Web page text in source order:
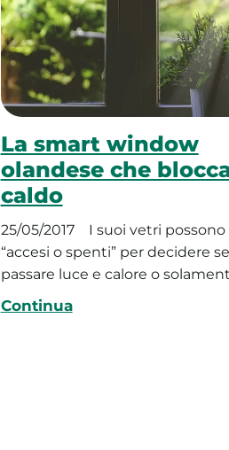
La smart window
olandese che
caldo
25/05/2017
I suoi vetri possono
“accesi o spenti” per decidere
passare luce e calore o
Continua